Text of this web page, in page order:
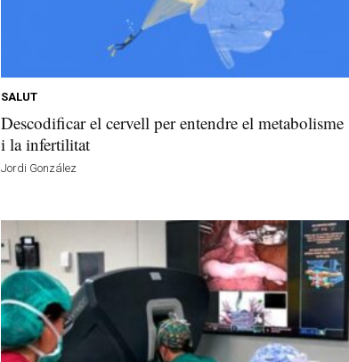
SALUT
Descodificar el cervell per entendre el metabolisme
i la infertilitat
Jordi González